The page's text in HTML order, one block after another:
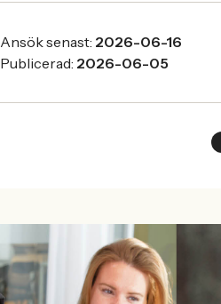
Ansök senast: 2026-06-16
Publicerad: 2026-06-05